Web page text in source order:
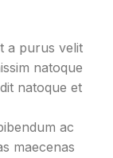
a purus velit
natoque
natoque et
ac
maecenas